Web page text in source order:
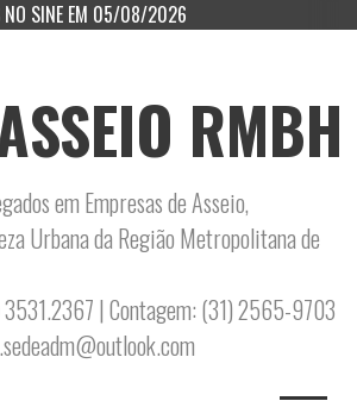
NO SINE EM 05/08/2026
RMBH
em Empresas de Asseio,
Urbana da Região Metropolitana de
| Contagem: (31) 2565-9703